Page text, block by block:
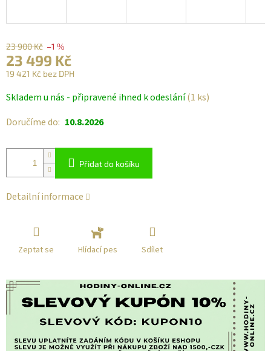
23 900 Kč –1 %
23 499 Kč
19 421 Kč bez DPH
cena:
Skladem u nás - připravené ihned k odeslání(1 ks)
Doručíme do: 10.8.2026
Přidat do košíku
Detailní informace
Zeptat se Hlídací pes Sdílet